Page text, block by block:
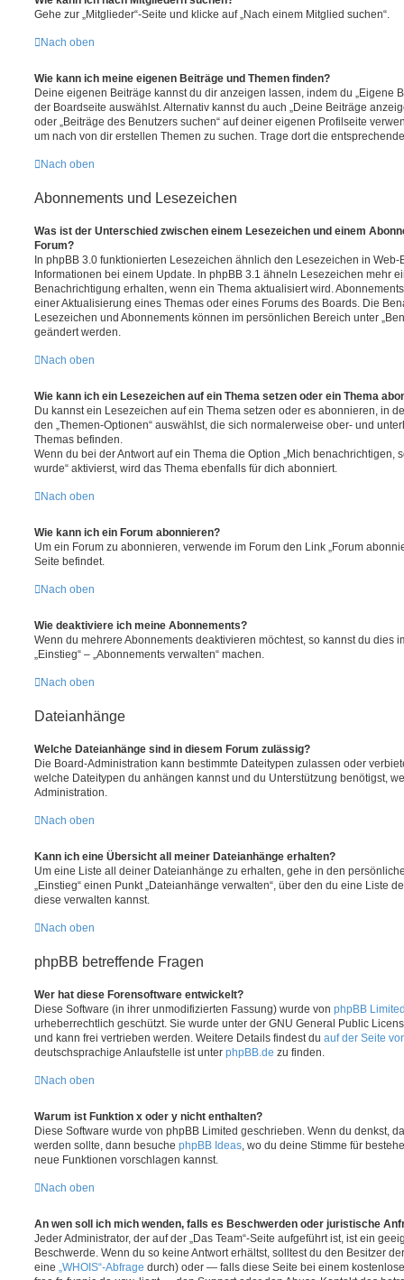
Gehe zur „Mitglieder“-Seite und klicke auf „Nach einem Mitglied suchen“.
Nach oben
Wie kann ich meine eigenen Beiträge und Themen finden?
Deine eigenen Beiträge kannst du dir anzeigen lassen, indem du „Eigene
der Boardseite auswählst. Alternativ kannst du auch „Deine Beiträge
oder „Beiträge des Benutzers suchen“ auf deiner eigenen Profilseite
um nach von dir erstellen Themen zu suchen. Trage dort die
Nach oben
Abonnements und Lesezeichen
Was ist der Unterschied zwischen einem Lesezeichen und einem
Forum?
In phpBB 3.0 funktionierten Lesezeichen ähnlich den Lesezeichen in
Informationen bei einem Update. In phpBB 3.1 ähneln Lesezeichen mehr
Benachrichtigung erhalten, wenn ein Thema aktualisiert wird.
einer Aktualisierung eines Themas oder eines Forums des Boards. Die
Lesezeichen und Abonnements können im persönlichen Bereich unter
geändert werden.
Nach oben
Wie kann ich ein Lesezeichen auf ein Thema setzen oder ein Thema
Du kannst ein Lesezeichen auf ein Thema setzen oder es abonnieren, in
den „Themen-Optionen“ auswählst, die sich normalerweise ober- und
Themas befinden.
Wenn du bei der Antwort auf ein Thema die Option „Mich benachrichtigen,
wurde“ aktivierst, wird das Thema ebenfalls für dich abonniert.
Nach oben
Wie kann ich ein Forum abonnieren?
Um ein Forum zu abonnieren, verwende im Forum den Link „Forum
Seite befindet.
Nach oben
Wie deaktiviere ich meine Abonnements?
Wenn du mehrere Abonnements deaktivieren möchtest, so kannst du dies
„Einstieg“ – „Abonnements verwalten“ machen.
Nach oben
Dateianhänge
Welche Dateianhänge sind in diesem Forum zulässig?
Die Board-Administration kann bestimmte Dateitypen zulassen oder
welche Dateitypen du anhängen kannst und du Unterstützung benötigst,
Administration.
Nach oben
Kann ich eine Übersicht all meiner Dateianhänge erhalten?
Um eine Liste all deiner Dateianhänge zu erhalten, gehe in den
„Einstieg“ einen Punkt „Dateianhänge verwalten“, über den du eine Liste
diese verwalten kannst.
Nach oben
phpBB betreffende Fragen
Wer hat diese Forensoftware entwickelt?
Diese Software (in ihrer unmodifizierten Fassung) wurde von phpBB
urheberrechtlich geschützt. Sie wurde unter der GNU General Public
und kann frei vertrieben werden. Weitere Details findest du auf der Seite
deutschsprachige Anlaufstelle ist unter phpBB.de zu finden.
Nach oben
Warum ist Funktion x oder y nicht enthalten?
Diese Software wurde von phpBB Limited geschrieben. Wenn du denkst,
werden sollte, dann besuche phpBB Ideas , wo du deine Stimme für
neue Funktionen vorschlagen kannst.
Nach oben
An wen soll ich mich wenden, falls es Beschwerden oder juristische
Jeder Administrator, der auf der „Das Team“-Seite aufgeführt ist, ist ein
Beschwerde. Wenn du so keine Antwort erhältst, solltest du den Besitzer
eine „WHOIS“-Abfrage durch) oder — falls diese Seite bei einem